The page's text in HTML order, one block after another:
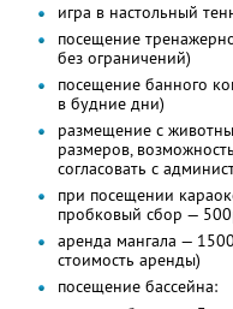
игра в настольный
посещение
без ограничений)
посещение банного
в будние дни)
размещение с
размеров,
согласовать с
при посещении
пробковый сбор —
аренда мангала —
стоимость аренды)
посещение бассейна: